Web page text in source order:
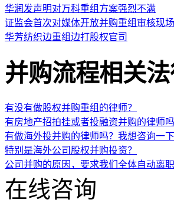
华润发声明对万科重组方案强烈不满
证监会首次对媒体开放并购重组审核现场
华芳纺织边重组边打股权官司
并购流程相关
有没有做股权并购重组的律师？
有房地产招拍挂或者投融资并购的律师吗
有做海外投并购的律师吗？我想咨询一
特别是海外公司股权并购投资？
公司并购的原因，要求我们全体自动离职
在线咨询